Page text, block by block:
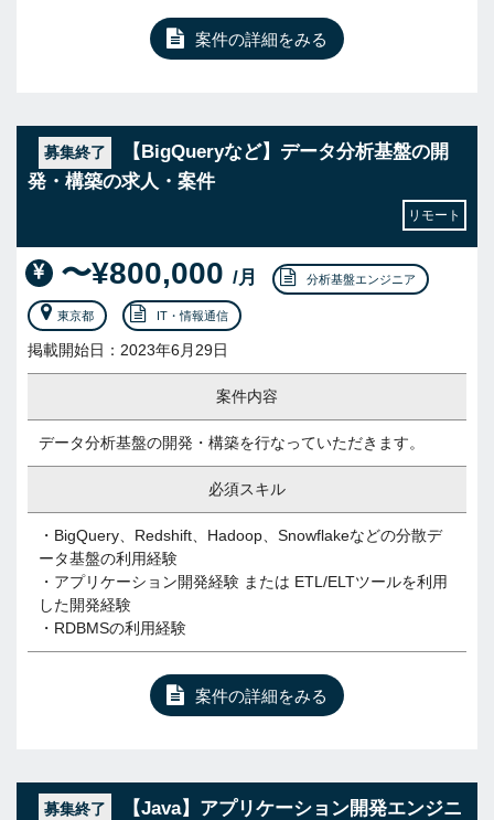
案件の詳細をみる
募集終了
【BigQueryなど】データ分析基盤の開
発・構築の求人・案件
リモート
〜¥800,000 /月 分析基盤エンジニア
東京都 IT・情報通信
掲載開始日：2023年6月29日
案件内容
データ分析基盤の開発・構築を行なっていただきます。
必須スキル
・BigQuery、Redshift、Hadoop、Snowflakeなどの分散デ
ータ基盤の利用経験
・アプリケーション開発経験 または ETL/ELTツールを利用
した開発経験
・RDBMSの利用経験
案件の詳細をみる
募集終了
【Java】アプリケーション開発エンジニ